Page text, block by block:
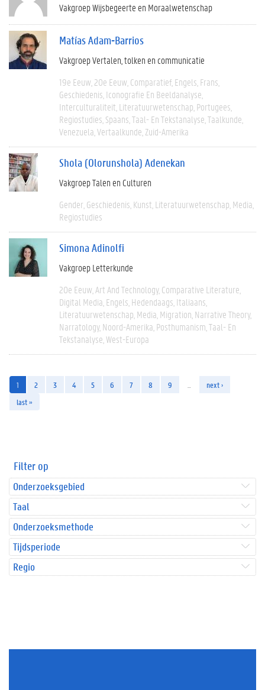
Vakgroep Wijsbegeerte en Moraalwetenschap
Matías Adam-Barrios
Vakgroep Vertalen, tolken en communicatie
19e Eeuw 20e Eeuw Comparatief Engels Frans
Geschiedenis Iconografie En Beeldanalyse
Interculturaliteit Literatuurwetenschap Portugees
Regiostudies Spaans Taal- En Tekstanalyse Taalkunde
Venezuela Vertaalkunde Zuid-Amerika
Shola (Olorunshola) Adenekan
Vakgroep Talen en Culturen
Gender Geschiedenis Kunst Literatuurwetenschap Media
Regiostudies
Simona Adinolfi
Vakgroep Letterkunde
20e Eeuw Art And Technology Comparative Literature
Digital Media Engels Hedendaags Italiaans
Literatuurwetenschap Media Migration Narrative Theory
Narratology Noord-Amerika Posthumanism Taal- En
Tekstanalyse West-Europa
1 2 3 4 5 6 7 8 9
next ›
last »
Filter op
Onderzoeksgebied
Taal
Onderzoeksmethode
Tijdsperiode
Regio